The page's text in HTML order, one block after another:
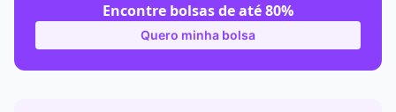
Encontre bolsas de até 80%
Quero minha bolsa